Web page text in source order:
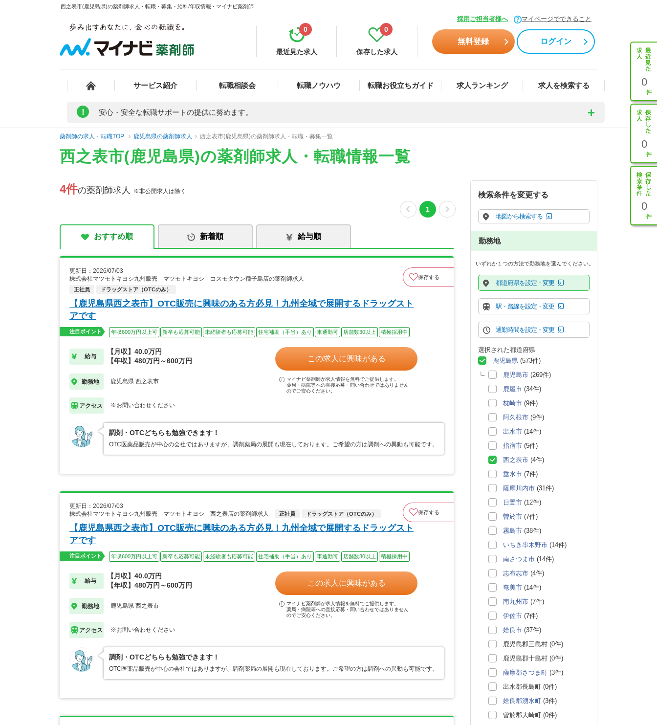
西之表市(鹿児島県)の薬剤師求人・転職・募集・給料/年収情報 - マイナビ薬剤師
採用ご担当者様へ マイページでできること
最近見た求人
0
保存した求人
0
無料登録 ログイン
サービス紹介 転職相談会 転職ノウハウ 転職お役立ちガイド 求人ランキング 求人を検索する 0
0
0
! 安心・安全な転職サポートの提供に努めます。
薬剤師の求人・転職TOP 鹿児島県の薬剤師求人 西之表市(鹿児島県)の薬剤師求人・転職・募集一覧
西之表市(鹿児島県)の薬剤師求人・転職情報一覧
4件の薬剤師求人 ※非公開求人は除く
1
おすすめ順 新着順 給与順
更新日：2026/07/03
株式会社マツモトキヨシ九州販売 マツモトキヨシ コスモタウン種子島店の薬剤師求人
正社員 ドラッグストア（OTCのみ）
保存する
【鹿児島県西之表市】OTC販売に興味のある方必見！九州全域で展開するドラッグスト
アです
注目ポイント 年収600万円以上可 新卒も応募可能 未経験者も応募可能 住宅補助（手当）あり 車通勤可 店舗数30以上 積極採用中
給与
【月収】40.0万円
【年収】480万円～600万円
勤務地 鹿児島県 西之表市
アクセス ※お問い合わせください
この求人に興味がある
マイナビ薬剤師が求人情報を無料でご提供します。
薬局・病院等への直接応募・問い合わせではありません
のでご安心ください。
調剤・OTCどちらも勉強できます！
OTC医薬品販売が中心の会社ではありますが、調剤薬局の展開も現在しております。ご希望の方は調剤への異動も可能です。
更新日：2026/07/03
株式会社マツモトキヨシ九州販売 マツモトキヨシ 西之表店の薬剤師求人
正社員 ドラッグストア（OTCのみ） 保存する
【鹿児島県西之表市】OTC販売に興味のある方必見！九州全域で展開するドラッグスト
アです
注目ポイント 年収600万円以上可 新卒も応募可能 未経験者も応募可能 住宅補助（手当）あり 車通勤可 店舗数30以上 積極採用中
給与
【月収】40.0万円
【年収】480万円～600万円
勤務地 鹿児島県 西之表市
アクセス ※お問い合わせください
この求人に興味がある
マイナビ薬剤師が求人情報を無料でご提供します。
薬局・病院等への直接応募・問い合わせではありません
のでご安心ください。
調剤・OTCどちらも勉強できます！
OTC医薬品販売が中心の会社ではありますが、調剤薬局の展開も現在しております。ご希望の方は調剤への異動も可能です。
検索条件を変更する
地図から検索する
勤務地
いずれか１つの方法で勤務地を選んでください。
都道府県を設定・変更
駅・路線を設定・変更
通勤時間を設定・変更
選択された都道府県
鹿児島県 (573件)
鹿児島市 (269件)
鹿屋市 (34件)
枕崎市 (9件)
阿久根市 (9件)
出水市 (14件)
指宿市 (5件)
西之表市 (4件)
垂水市 (7件)
薩摩川内市 (31件)
日置市 (12件)
曽於市 (7件)
霧島市 (38件)
いちき串木野市 (14件)
南さつま市 (14件)
志布志市 (4件)
奄美市 (14件)
南九州市 (7件)
伊佐市 (7件)
姶良市 (37件)
鹿児島郡三島村 (0件)
鹿児島郡十島村 (0件)
薩摩郡さつま町 (3件)
出水郡長島町 (0件)
姶良郡湧水町 (3件)
曽於郡大崎町 (0件)